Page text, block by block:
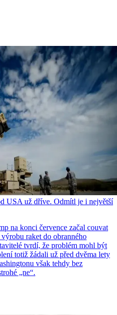
USA už dříve. Odmítl je i největší
na konci července začal couvat
raket do obranného
tvrdí, že problém mohl být
totiž žádali už před dvěma lety
však tehdy bez
„ne“.